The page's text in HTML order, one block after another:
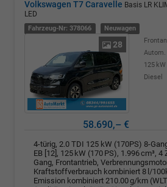
Volkswagen T7 Caravelle Basis LR
LED
Fahrzeug-Nr: 378066 Neuwagen
28
Autom.
125
Diesel
58.690,– €
4-türig, 2.0 TDI 125 kW (170PS) 8-
EB [12], 125 kW (170 PS), 1.996 cm³, 4
Gang, Frontantrieb,
Kraftstoffverbrauch kombiniert 8 l/
Emission kombiniert 210.00 g/km